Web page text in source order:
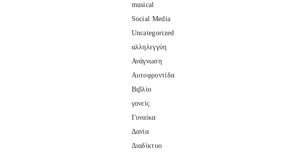
musical
Social Media
Uncategorized
αλληλεγγύη
Ανάγνωση
Αυτοφροντίδα
Βιβλίο
γονείς
Γυναίκα
Δανία
Διαδίκτυο